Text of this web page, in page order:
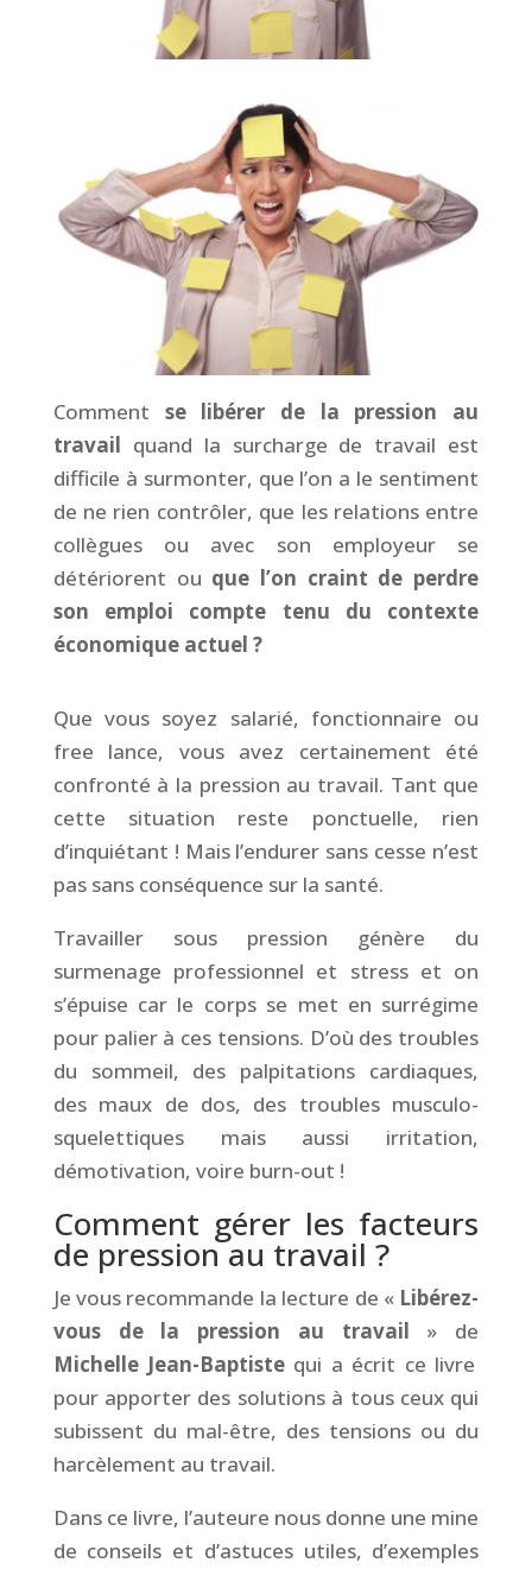
Comment se libérer de la pression au
travail quand la surcharge de travail est
difficile à surmonter, que l’on a le sentiment
de ne rien contrôler, que les relations entre
collègues ou avec son employeur se
détériorent ou que l’on craint de perdre
son emploi compte tenu du contexte
économique actuel ?
Que vous soyez salarié, fonctionnaire ou
free lance, vous avez certainement été
confronté à la pression au travail. Tant que
cette situation reste ponctuelle, rien
d’inquiétant ! Mais l’endurer sans cesse n’est
pas sans conséquence sur la santé.
Travailler sous pression génère du
surmenage professionnel et stress et on
s’épuise car le corps se met en surrégime
pour palier à ces tensions. D’où des troubles
du sommeil, des palpitations cardiaques,
des maux de dos, des troubles musculo-
squelettiques mais aussi irritation,
démotivation, voire burn-out !
Comment gérer les facteurs
de pression au travail ?
Je vous recommande la lecture de « Libérez-
vous de la pression au travail » de
Michelle Jean-Baptiste qui a écrit ce livre
pour apporter des solutions à tous ceux qui
subissent du mal-être, des tensions ou du
harcèlement au travail.
Dans ce livre, l’auteure nous donne une mine
de conseils et d’astuces utiles, d’exemples